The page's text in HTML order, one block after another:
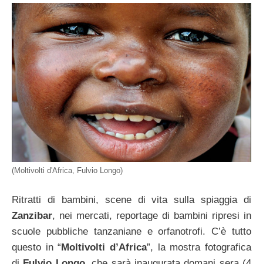
(Moltivolti d'Africa, Fulvio Longo)
Ritratti di bambini, scene di vita sulla spiaggia di
Zanzibar, nei mercati, reportage di bambini ripresi in
scuole pubbliche tanzaniane e orfanotrofi. C’è tutto
questo in “Moltivolti d’Africa”, la mostra fotografica